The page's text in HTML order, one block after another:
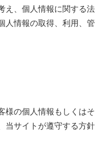
え、個人情報に関する法
人情報の取得、利用、管
様の個人情報もしくはそ
当サイトが遵守する方針